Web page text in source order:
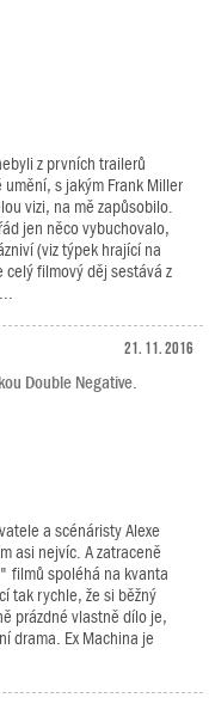
z prvních trailerů
s jakým Frank Miller
vizi, na mě zapůsobilo.
jen něco vybuchovalo,
(viz týpek hrající na
celý filmový děj sestává z
21. 11. 2016
Double Negative.
a scénáristy Alexe
asi nejvíc. A zatraceně
filmů spoléhá na kvanta
tak rychle, že si běžný
prázdné vlastně dílo je,
drama. Ex Machina je